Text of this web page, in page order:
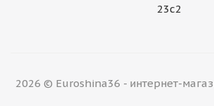
23с2
2026 © Euroshina36 - интернет-